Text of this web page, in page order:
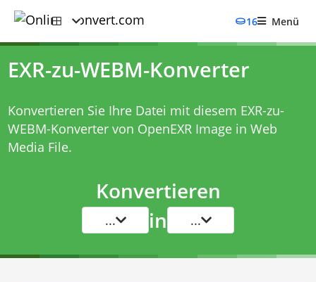
16 Menü
EXR-zu-WEBM-Konverter
Konvertieren Sie Ihre Datei mit diesem EXR-zu-
WEBM-Konvertervon OpenEXR Image in Web
Media File.
Konvertieren
... in ...